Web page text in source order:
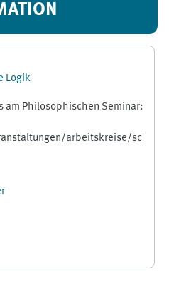
Logik
am Philosophischen Seminar:
arbeitskreise/